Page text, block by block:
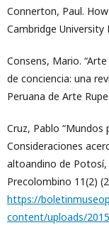
Connerton, Paul.
Cambridge University
Consens, Mario.
de conciencia: una
Peruana de Arte
Cruz, Pablo “Mundos
Consideraciones
altoandino de Potosí,
Precolombino 11(2)
https://
content/uploads/